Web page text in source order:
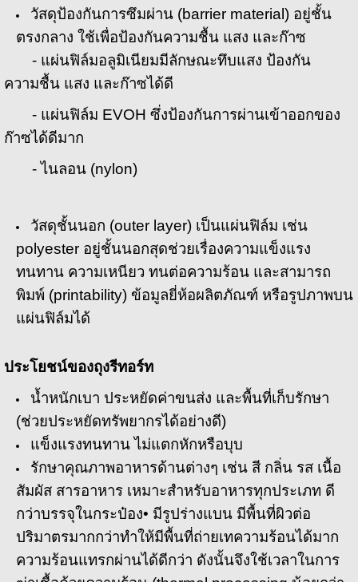
วัสดุป้องกันการซึมผ่าน (barrier material) อยู่ชั้น
ตรงกลาง ใช้เพื่อป้องกันความชื้น แสง และก๊าซ
- แผ่นฟิล์มอลูมิเนียมมีลักษณะทึบแสง ป้องกัน
ความชื้น แสง และก๊าซได้ดี
- แผ่นฟิล์ม EVOH ซึ่งป้องกันการผ่านเข้าออกของ
ก๊าซได้ดีมาก
- ไนลอน (nylon)
วัสดุชั้นนอก (outer layer) เป็นแผ่นฟิล์ม เช่น
polyester อยู่ชั้นนอกสุดช่วยเรื่องความแข็งแรง
ทนทาน ความเหนียว ทนต่อความร้อน และสามารถ
พิมพ์ (printability) ข้อมูลยี่ห้อผลิตภัณฑ์ หรือรูปภาพบน
แผ่นฟิล์มได้
ประโยชน์ของถุงรีทอร์ท
น้ำหนักเบา ประหยัดค่าขนส่ง และพื้นที่เก็บรักษา
(ช่วยประหยัดทรัพยากรได้อย่างดี)
แข็งแรงทนทาน ไม่แตกหักหรือบุบ
รักษาคุณภาพอาหารด้านต่างๆ เช่น สี กลิ่น รส เนื้อ
สัมผัส สารอาหาร เหมาะสำหรับอาหารทุกประเภท ดี
กว่าบรรจุในกระป๋อง• มีรูปร่างแบน มีพื้นที่ผิวต่อ
ปริมาตรมากกว่าทำให้มีพื้นที่ถ่ายเทความร้อนได้มาก
ความร้อนแทรกผ่านได้ดีกว่า ดังนั้นจึงใช้เวลาในการ